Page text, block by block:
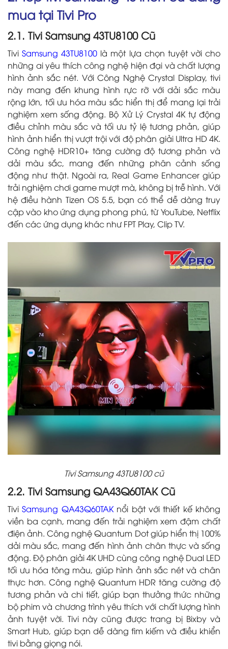
mua tại Tivi Pro
2.1. Tivi Samsung 43TU8100 Cũ
TiviSamsung 43TU8100 là một lựa chọn tuyệt vời cho
những ai yêu thích công nghệ hiện đại và chất lượng
hình ảnh sắc nét. Với Công Nghệ Crystal Display, tivi
này mang đến khung hình rực rỡ với dải sắc màu
rộng lớn, tối ưu hóa màu sắc hiển thị để mang lại trải
nghiệm xem sống động. Bộ Xử Lý Crystal 4K tự động
điều chỉnh màu sắc và tối ưu tỷ lệ tương phản, giúp
hình ảnh hiển thị vượt trội với độ phân giải Ultra HD 4K.
Công nghệ HDR10+ tăng cường độ tương phản và
dải màu sắc, mang đến những phân cảnh sống
động như thật. Ngoài ra, Real Game Enhancer giúp
trải nghiệm chơi game mượt mà, không bị trễ hình. Với
hệ điều hành Tizen OS 5.5, bạn có thể dễ dàng truy
cập vào kho ứng dụng phong phú, từ YouTube, Netflix
đến các ứng dụng khác như FPT Play, Clip TV.
Tivi Samsung 43TU8100 cũ
2.2. Tivi Samsung QA43Q60TAK Cũ
TiviSamsung QA43Q60TAKnổi bật với thiết kế không
viền ba cạnh, mang đến trải nghiệm xem đậm chất
điện ảnh. Công nghệ Quantum Dot giúp hiển thị 100%
dải màu sắc, mang đến hình ảnh chân thực và sống
động. Độ phân giải 4K UHD cùng công nghệ Dual LED
tối ưu hóa tông màu, giúp hình ảnh sắc nét và chân
thực hơn. Công nghệ Quantum HDR tăng cường độ
tương phản và chi tiết, giúp bạn thưởng thức những
bộ phim và chương trình yêu thích với chất lượng hình
ảnh tuyệt vời. Tivi này cũng được trang bị Bixby và
Smart Hub, giúp bạn dễ dàng tìm kiếm và điều khiển
tivi bằng giọng nói.